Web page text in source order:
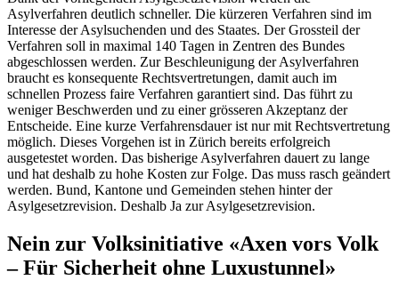
Asylverfahren deutlich schneller. Die kürzeren Verfahren sind im
Interesse der Asylsuchenden und des Staates. Der Grossteil der
Verfahren soll in maximal 140 Tagen in Zentren des Bundes
abgeschlossen werden. Zur Beschleunigung der Asylverfahren
braucht es konsequente Rechtsvertretungen, damit auch im
schnellen Prozess faire Verfahren garantiert sind. Das führt zu
weniger Beschwerden und zu einer grösseren Akzeptanz der
Entscheide. Eine kurze Verfahrensdauer ist nur mit Rechtsvertretung
möglich. Dieses Vorgehen ist in Zürich bereits erfolgreich
ausgetestet worden. Das bisherige Asylverfahren dauert zu lange
und hat deshalb zu hohe Kosten zur Folge. Das muss rasch geändert
werden. Bund, Kantone und Gemeinden stehen hinter der
Asylgesetzrevision. Deshalb Ja zur Asylgesetzrevision.
Nein zur Volksinitiative «Axen vors Volk
– Für Sicherheit ohne Luxustunnel»